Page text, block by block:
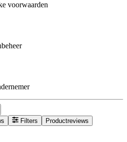
voorwaarden
Filters Productreviews